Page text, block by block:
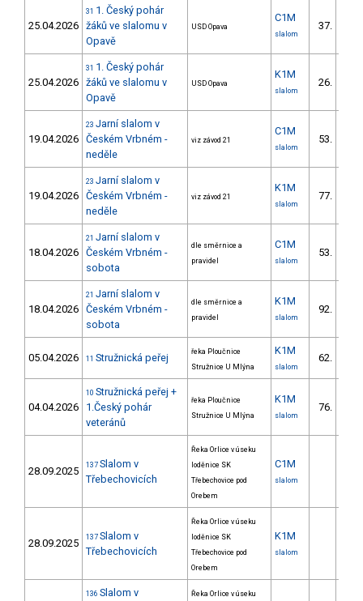
25.04.2026
31 1. Český pohár
žáků ve slalomu v
Opavě
USD Opava
C1M
slalom
37.
25.04.2026
31 1. Český pohár
žáků ve slalomu v
Opavě
USD Opava
K1M
slalom
26.
19.04.2026
23 Jarní slalom v
Českém Vrbném -
neděle
viz závod 21
C1M
slalom
53.
19.04.2026
23 Jarní slalom v
Českém Vrbném -
neděle
viz závod 21
K1M
slalom
77.
18.04.2026
21 Jarní slalom v
Českém Vrbném -
sobota
dle směrnice a
pravidel
C1M
slalom
53.
18.04.2026
21 Jarní slalom v
Českém Vrbném -
sobota
dle směrnice a
pravidel
K1M
slalom
92.
05.04.2026 11 Stružnická peřej
řeka Ploučnice
Stružnice U Mlýna
K1M
slalom
62.
04.04.2026
10 Stružnická peřej +
1.Český pohár
veteránů
řeka Ploučnice
Stružnice U Mlýna
K1M
slalom
76.
28.09.2025 137 Slalom v
Třebechovicích
Řeka Orlice v úseku
loděnice SK
Třebechovice pod
Orebem
C1M
slalom
28.09.2025 137 Slalom v
Třebechovicích
Řeka Orlice v úseku
loděnice SK
Třebechovice pod
Orebem
K1M
slalom
136 Slalom v
Řeka Orlice v úseku